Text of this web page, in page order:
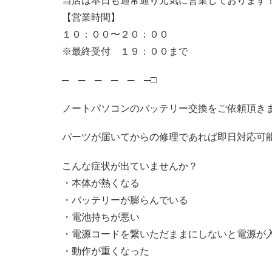
【営業時間】
１０：００〜２０：００
※最終受付 １９：００まで
─ ─ ─ ─ ─ ─□
ノートパソコンのバッテリー交換をご依頼頂き
パーツが届いてからの修理であれば即日対応可
こんな症状が出ていませんか？
・本体が熱くなる
・バッテリーが膨らんでいる
・電池持ちが悪い
・電源コードを繋いただままにしないと電源が
・動作が重くなった